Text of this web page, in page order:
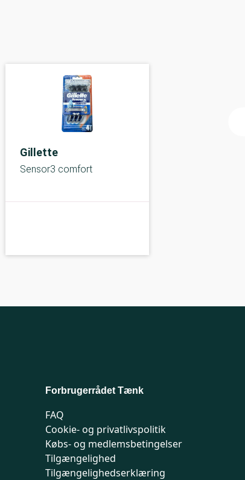
Gillette
Sensor3 comfort
Forbrugerrådet Tænk
FAQ
Cookie- og privatlivspolitik
Købs- og medlemsbetingelser
Tilgængelighed
Tilgængelighedserklæring